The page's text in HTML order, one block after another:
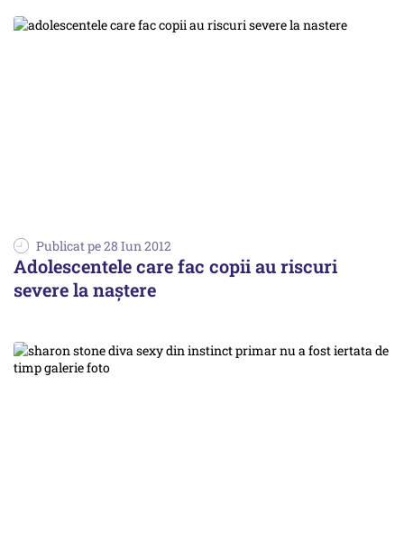
Publicat pe 28 Iun 2012
Adolescentele care fac copii au riscuri
severe la naștere